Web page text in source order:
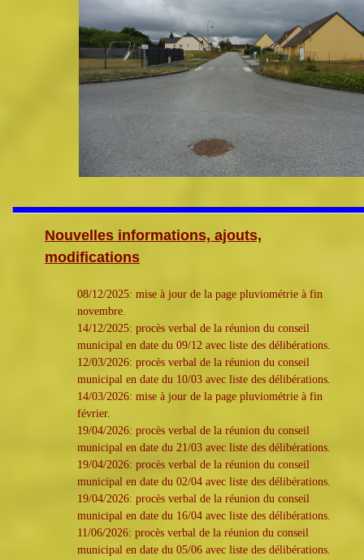
Nouvelles informations, ajouts,
modifications
08/12/2025: mise à jour de la page pluviométrie à fin
novembre.
14/12/2025: procès verbal de la réunion du conseil
municipal en date du 09/12 avec liste des délibérations.
12/03/2026: procès verbal de la réunion du conseil
municipal en date du 10/03 avec liste des délibérations.
14/03/2026: mise à jour de la page pluviométrie à fin
février.
19/04/2026: procès verbal de la réunion du conseil
municipal en date du 21/03 avec liste des délibérations.
19/04/2026: procès verbal de la réunion du conseil
municipal en date du 02/04 avec liste des délibérations.
19/04/2026: procès verbal de la réunion du conseil
municipal en date du 16/04 avec liste des délibérations.
11/06/2026: procès verbal de la réunion du conseil
municipal en date du 05/06 avec liste des délibérations.